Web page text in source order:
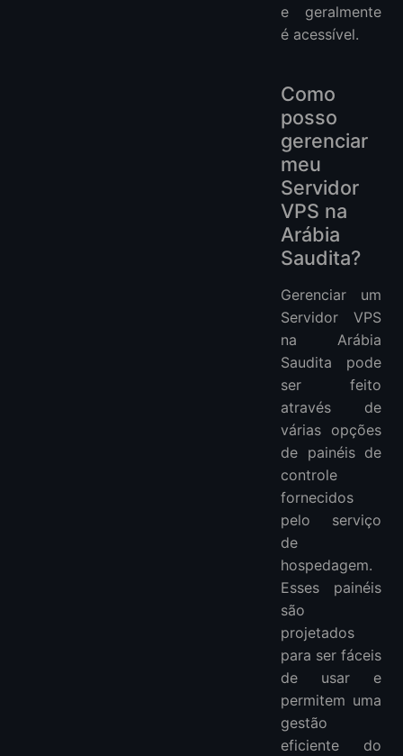
e geralmente
é acessível.
Como
posso
gerenciar
meu
Servidor
VPS na
Arábia
Saudita?
Gerenciar um
Servidor VPS
na Arábia
Saudita pode
ser feito
através de
várias opções
de painéis de
controle
fornecidos
pelo serviço
de
hospedagem.
Esses painéis
são
projetados
para ser fáceis
de usar e
permitem uma
gestão
eficiente do